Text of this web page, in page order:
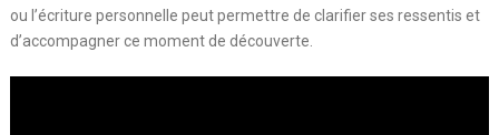
ou l’écriture personnelle peut permettre de clarifier ses ressentis et
d’accompagner ce moment de découverte.